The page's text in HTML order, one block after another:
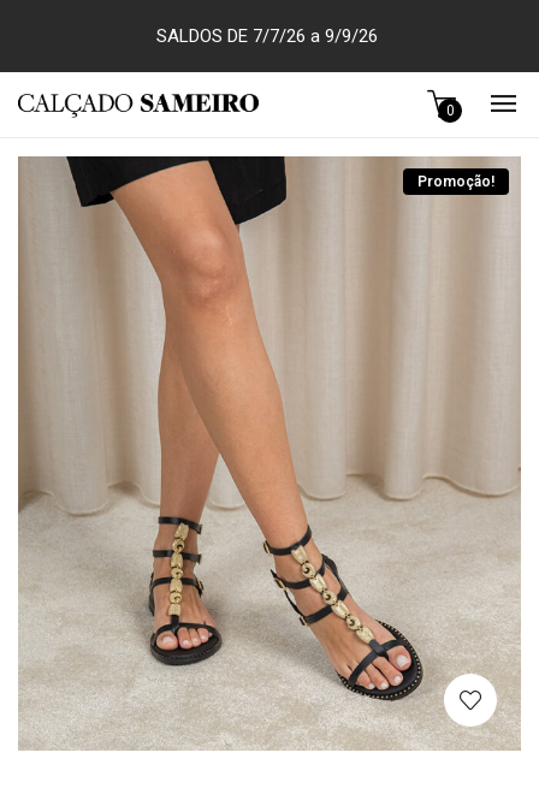
SALDOS DE 7/7/26 a 9/9/26
0
Promoção!